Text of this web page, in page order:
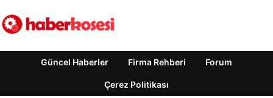
Güncel Haberler Firma Rehberi Forum
Çerez Politikası